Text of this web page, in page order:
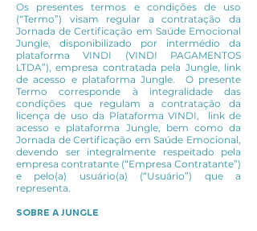
Os presentes termos e condições de uso
(“Termo”) visam regular a contratação da
Jornada de Certificação em Saúde Emocional
Jungle, disponibilizado por intermédio da
plataforma VINDI (VINDI PAGAMENTOS
LTDA”), empresa contratada pela Jungle, link
de acesso e plataforma Jungle. O presente
Termo corresponde à integralidade das
condições que regulam a contratação da
licença de uso da Plataforma VINDI, link de
acesso e plataforma Jungle, bem como da
Jornada de Certificação em Saúde Emocional,
devendo ser integralmente respeitado pela
empresa contratante (“Empresa Contratante”)
e pelo(a) usuário(a) (“Usuário”) que a
representa.
SOBRE A JUNGLE